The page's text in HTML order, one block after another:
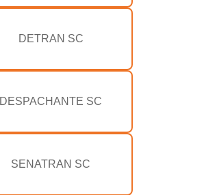
DETRAN SC
DESPACHANTE SC
SENATRAN SC